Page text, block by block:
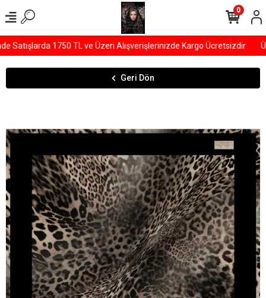
1750 TL ve Üzeri Alışverişlerinizde Kargo Ücretsizdir
0
Geri Dön